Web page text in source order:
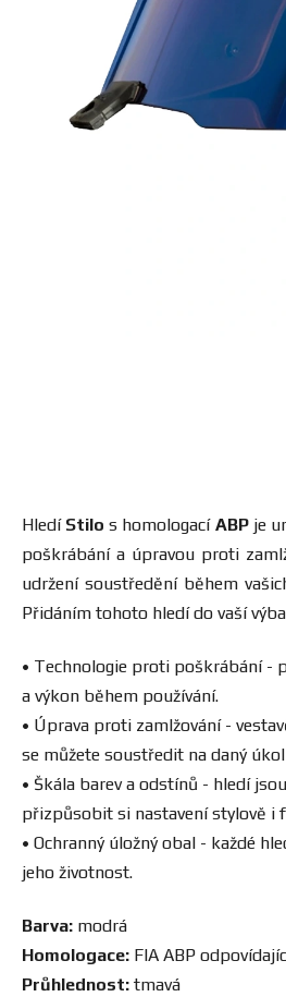
Hledí Stilo s homologací ABPje
poškrábání a úpravou proti
udržení soustředění během
Přidáním tohoto hledí do vaší
• Technologie proti poškrábání -
a výkon během používání.
• Úprava proti zamlžování -
se můžete soustředit na daný
• Škála barev a odstínů - hledí
přizpůsobit si nastavení stylově i
• Ochranný úložný obal - každé
jeho životnost.
Barva: modrá
Homologace: FIA ABP
Průhlednost: tmavá